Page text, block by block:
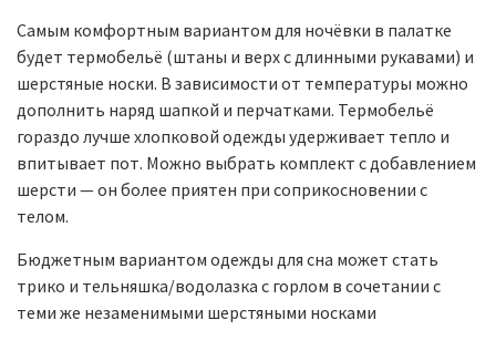
Самым комфортным вариантом для ночёвки в палатке
будет термобельё (штаны и верх с длинными рукавами) и
шерстяные носки. В зависимости от температуры можно
дополнить наряд шапкой и перчатками. Термобельё
гораздо лучше хлопковой одежды удерживает тепло и
впитывает пот. Можно выбрать комплект с добавлением
шерсти — он более приятен при соприкосновении с
телом.
Бюджетным вариантом одежды для сна может стать
трико и тельняшка/водолазка с горлом в сочетании с
теми же незаменимыми шерстяными носками